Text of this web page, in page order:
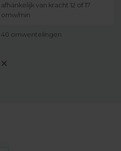
afhankelijk van kracht 12 of 17
omw/min
40 omwentelingen